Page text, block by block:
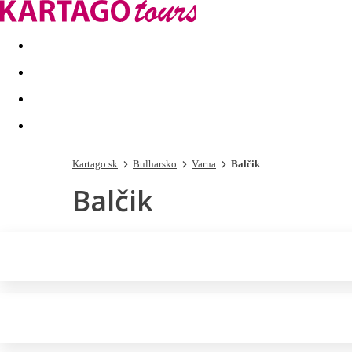
Last minute Dovolenkové kluby
Kartago.sk Bulharsko Varna Balčik
Balčik